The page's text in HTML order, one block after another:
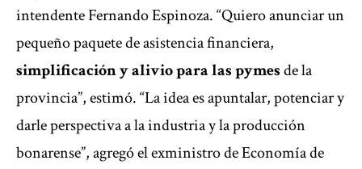
intendente Fernando Espinoza. “Quiero anunciar un
pequeño paquete de asistencia financiera,
simplificación y alivio para las pymesde la
provincia”, estimó. “La idea es apuntalar, potenciar y
darle perspectiva a la industria y la producción
bonarense”, agregó el exministro de Economía de